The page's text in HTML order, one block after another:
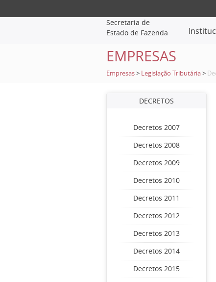
Secretaria de
Estado de Fazenda
EMPRESAS
Empresas > Legislação Tributária >
DECRETOS
Decretos 2007
Decretos 2008
Decretos 2009
Decretos 2010
Decretos 2011
Decretos 2012
Decretos 2013
Decretos 2014
Decretos 2015